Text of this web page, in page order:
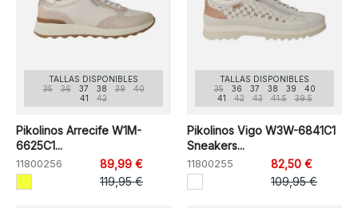
TALLAS DISPONIBLES
35
36 37 38 39
40
41
42
Pikolinos Arrecife W1M-
6625C1...
11800256
89,99 €
119,95 €
TALLAS DISPONIBLES
35
36 37 38 39
40
41
42 43 41.5 39.5
Pikolinos Vigo W3W-6841C1
Sneakers...
11800255
82,50 €
109,95 €